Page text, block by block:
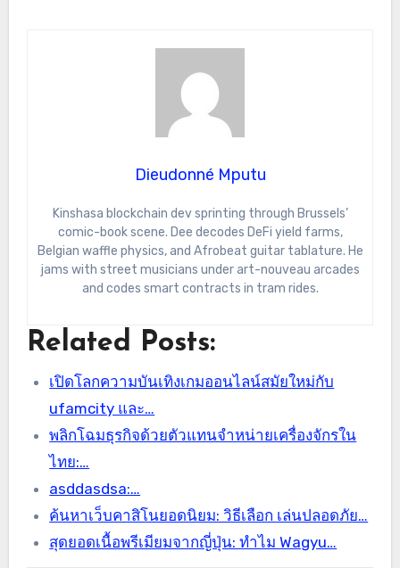
Dieudonné Mputu
Kinshasa blockchain dev sprinting through Brussels’
comic-book scene. Dee decodes DeFi yield farms,
Belgian waffle physics, and Afrobeat guitar tablature. He
jams with street musicians under art-nouveau arcades
and codes smart contracts in tram rides.
Related Posts:
เปิดโลกความบันเทิงเกมออนไลน์สมัยใหม่กับ
ufamcity และ…
พลิกโฉมธุรกิจด้วยตัวแทนจำหน่ายเครื่องจักรใน
ไทย:…
asddasdsa:…
ค้นหาเว็บคาสิโนยอดนิยม: วิธีเลือก เล่นปลอดภัย…
สุดยอดเนื้อพรีเมียมจากญี่ปุ่น: ทำไม Wagyu…